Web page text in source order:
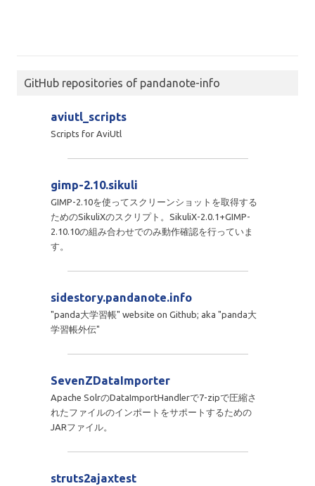
GitHub repositories of pandanote-info
aviutl_scripts
Scripts for AviUtl
gimp-2.10.sikuli
GIMP-2.10を使ってスクリーンショットを取得する
ためのSikuliXのスクリプト。SikuliX-2.0.1+GIMP-
2.10.10の組み合わせでのみ動作確認を行っていま
す。
sidestory.pandanote.info
"panda大学習帳" website on Github; aka "panda大
学習帳外伝"
SevenZDataImporter
Apache SolrのDataImportHandlerで7-zipで圧縮さ
れたファイルのインポートをサポートするための
JARファイル。
struts2ajaxtest